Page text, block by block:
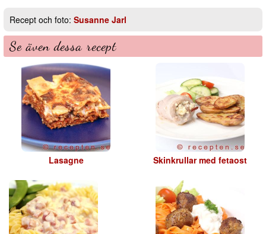
Recept och foto: Susanne Jarl
Se även dessa recept
Lasagne Skinkrullar med fetaost